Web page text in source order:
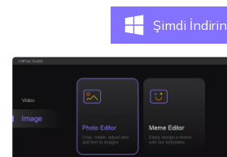
Şimdi İndirin